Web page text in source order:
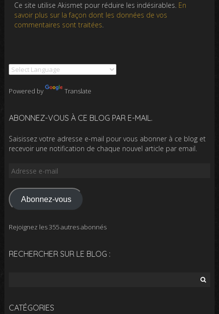
Ce site utilise Akismet pour réduire les indésirables. En
savoir plus sur la façon dont les données de vos
commentaires sont traitées.
Powered by Translate
ABONNEZ-VOUS À CE BLOG PAR E-MAIL.
Saisissez votre adresse e-mail pour vous abonner à ce blog et
recevoir une notification de chaque nouvel article par email.
Adresse
mail
Abonnez-vous
Rejoignez les 355 autres abonnés
RECHERCHER SUR LE BLOG :
CATÉGORIES